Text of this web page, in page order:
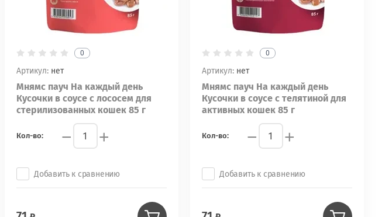
0
Артикул: нет
Мнямс пауч На каждый день
Кусочки в соусе с лососем для
стерилизованных кошек 85 г
Кол-во: − +
Добавить к сравнению
0
Артикул: нет
Мнямс пауч На каждый день
Кусочки в соусе с телятиной для
активных кошек 85 г
Кол-во: − +
Добавить к сравнению